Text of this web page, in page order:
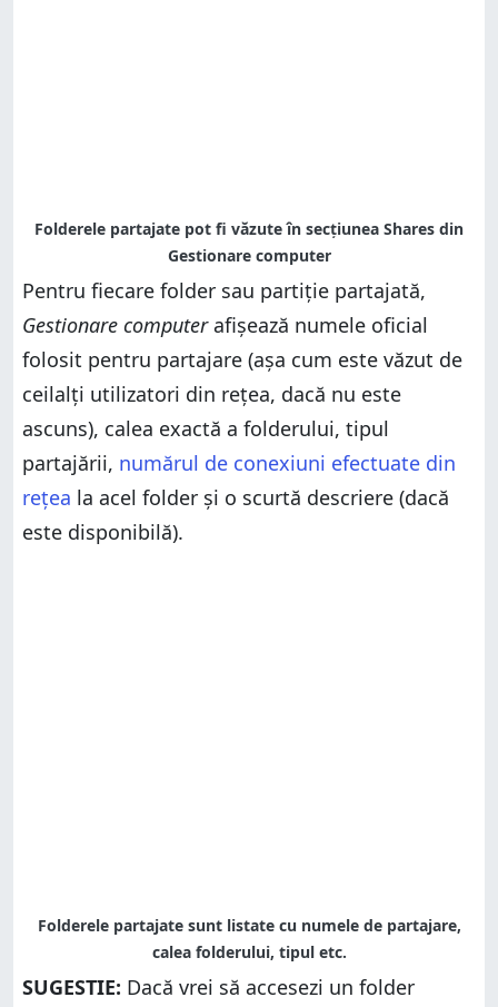
Pentru fiecare folder sau partiție partajată,
Gestionare computerafișează numele oficial
folosit pentru partajare (așa cum este văzut de
ceilalți utilizatori din rețea, dacă nu este
ascuns), calea exactă a folderului, tipul
partajării, numărul de conexiuni efectuate din
rețea la acel folder și o scurtă descriere (dacă
este disponibilă).
SUGESTIE: Dacă vrei să accesezi un folder